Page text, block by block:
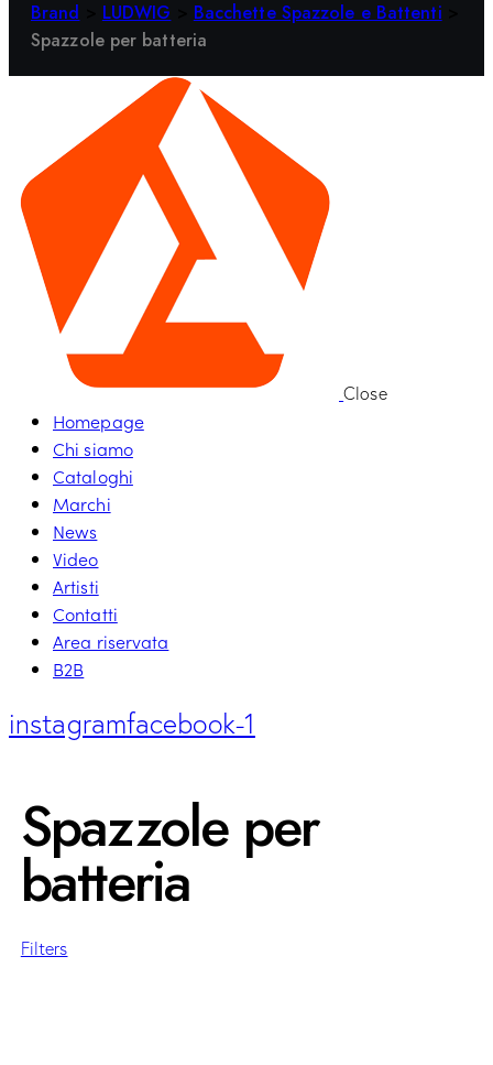
Brand LUDWIG Bacchette Spazzole e Battenti
Spazzole per batteria
Close
Homepage
Chi siamo
Cataloghi
Marchi
News
Video
Artisti
Contatti
Area riservata
B2B
instagramfacebook-1
Spazzole per
batteria
Filters